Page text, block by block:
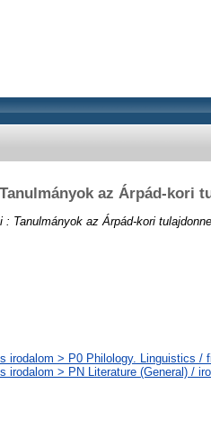
az Árpád-kori
Tanulmányok az Árpád-kori
irodalom > P0 Philology. Linguistics /
irodalom > PN Literature (General) /